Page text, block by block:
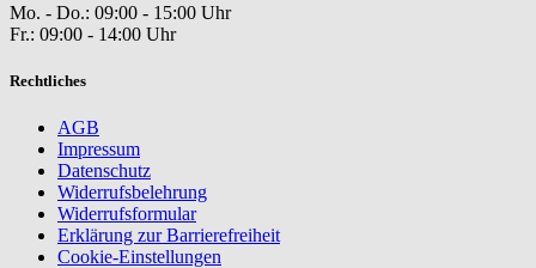
Mo. - Do.: 09:00 - 15:00 Uhr
Fr.: 09:00 - 14:00 Uhr
Rechtliches
AGB
Impressum
Datenschutz
Widerrufsbelehrung
Widerrufsformular
Erklärung zur Barrierefreiheit
Cookie-Einstellungen